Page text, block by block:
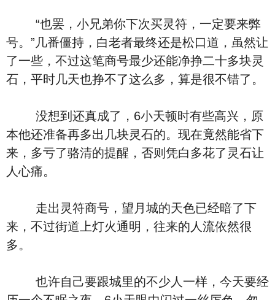
“也罢，小兄弟你下次买灵符，一定要来弊
号。”几番僵持，白老者最终还是松口道，虽然让
了一些，不过这笔商号最少还能净挣二十多块灵
石，平时几天也挣不了这么多，算是很不错了。
没想到还真成了，6小天顿时有些高兴，原
本他还准备再多出几块灵石的。现在竟然能省下
来，多亏了骆清的提醒，否则凭白多花了灵石让
人心痛。
走出灵符商号，望月城的天色已经暗了下
来，不过街道上灯火通明，往来的人流依然很
多。
也许自己要跟城里的不少人一样，今天要经